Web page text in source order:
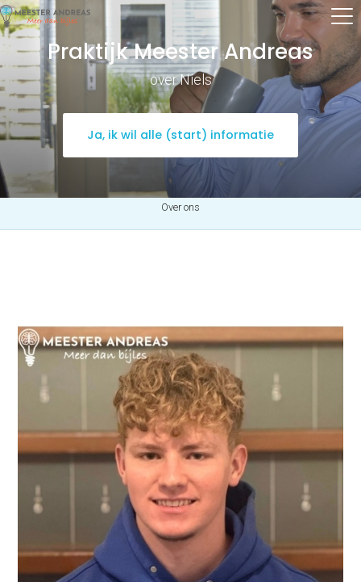
Praktijk Meester Andreas
over Niels
Ja, ik wil alle (start) informatie
Over ons